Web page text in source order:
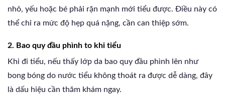
nhỏ, yếu hoặc bé phải rặn mạnh mới tiểu được. Điều này có
thể chỉ ra mức độ hẹp quá nặng, cần can thiệp sớm.
2. Bao quy đầu phình to khi tiểu
Khi đi tiểu, nếu thấy lớp da bao quy đầu phình lên như
bong bóng do nước tiểu không thoát ra được dễ dàng, đây
là dấu hiệu cần thăm khám ngay.